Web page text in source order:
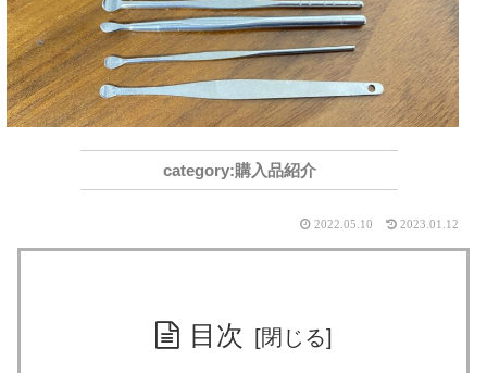
購入品紹介
2022.05.10 2023.01.12
目次